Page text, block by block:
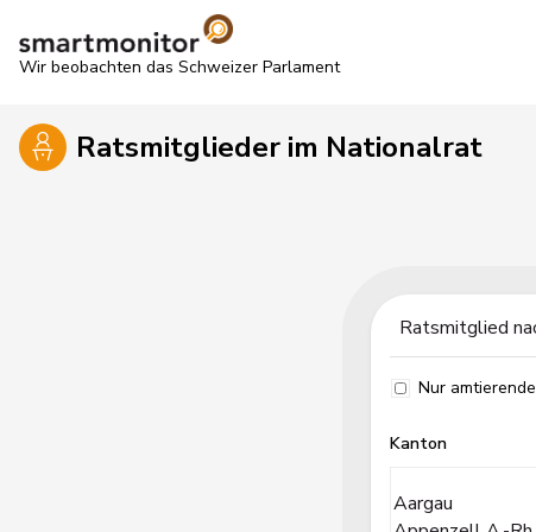
Wir beobachten das Schweizer Parlament
Ratsmitglieder im Nationalrat
Label
Nur amtierende
Kanton